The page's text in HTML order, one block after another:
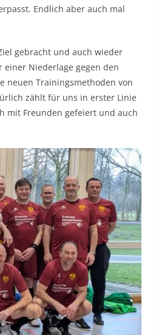
Endlich aber auch mal
gebracht und auch wieder
einer Niederlage gegen den
neuen Trainingsmethoden von
zählt für uns in erster Linie
mit Freunden gefeiert und auch